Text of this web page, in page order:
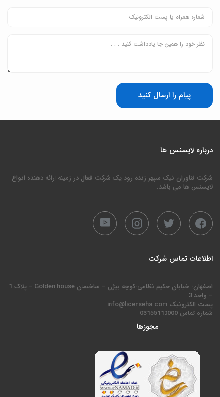
پیام را ارسال کنید
درباره لایسنس ها
شرکت فناوران نیک سپهر زنده رود یک شرکت فعال در زمینه ارائه دهنده انواع
لایسنس ها می باشد.
اطلاعات تماس شرکت
اصفهان- خیابان حکیم نظامی-کوچه بیژن – ساختمان Golden house – پلاک 1
– واحد 3
پست الکترونیک info@licenseha.com
شماره تماس 03155110000
مجوزها